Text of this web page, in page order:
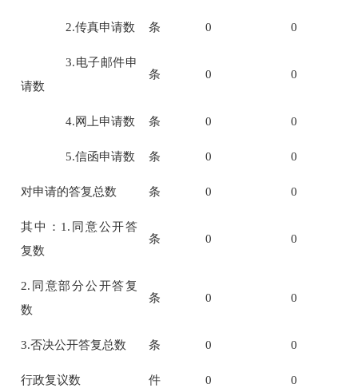
2.传真申请数 条 0 0
3.电子邮件申
请数
条 0 0
4.网上申请数 条 0 0
5.信函申请数 条 0 0
对申请的答复总数 条 0 0
其中： 1. 同意公开答
复数
条 0 0
2. 同意部分公开答复
数
条 0 0
3.否决公开答复总数 条 0 0
行政复议数 件 0 0